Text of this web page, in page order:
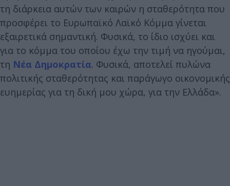
τη διάρκεια αυτών των καιρών η σταθερότητα που
προσφέρει το Ευρωπαϊκό Λαϊκό Κόμμα γίνεται
εξαιρετικά σημαντική. Φυσικά, το ίδιο ισχύει και
για το κόμμα του οποίου έχω την τιμή να ηγούμαι,
τη Νέα Δημοκρατία. Φυσικά, αποτελεί πυλώνα
πολιτικής σταθερότητας και παράγωγο οικονομικής
ευημερίας για τη δική μου χώρα, για την Ελλάδα».